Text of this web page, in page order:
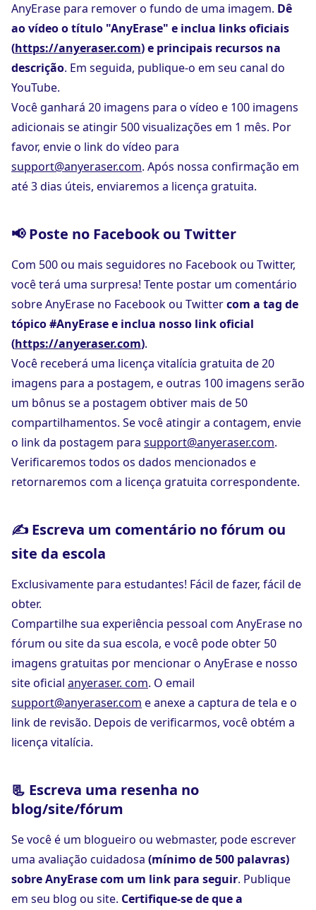
AnyErase para remover o fundo de uma imagem. Dê
ao vídeo o título "AnyErase" e inclua links oficiais
(https://anyeraser.com) e principais recursos na
descrição. Em seguida, publique-o em seu canal do
YouTube.
Você ganhará 20 imagens para o vídeo e 100 imagens
adicionais se atingir 500 visualizações em 1 mês. Por
favor, envie o link do vídeo para
support@anyeraser.com. Após nossa confirmação em
até 3 dias úteis, enviaremos a licença gratuita.
📢 Poste no Facebook ou Twitter
Com 500 ou mais seguidores no Facebook ou Twitter,
você terá uma surpresa! Tente postar um comentário
sobre AnyErase no Facebook ou Twittercom a tag de
tópico #AnyErase e inclua nosso link oficial
(https://anyeraser.com).
Você receberá uma licença vitalícia gratuita de 20
imagens para a postagem, e outras 100 imagens serão
um bônus se a postagem obtiver mais de 50
compartilhamentos. Se você atingir a contagem, envie
o link da postagem para support@anyeraser.com.
Verificaremos todos os dados mencionados e
retornaremos com a licença gratuita correspondente.
✍ Escreva um comentário no fórum ou
site da escola
Exclusivamente para estudantes! Fácil de fazer, fácil de
obter.
Compartilhe sua experiência pessoal com AnyErase no
fórum ou site da sua escola, e você pode obter 50
imagens gratuitas por mencionar o AnyErase e nosso
site oficial anyeraser. com. O email
support@anyeraser.com e anexe a captura de tela e o
link de revisão. Depois de verificarmos, você obtém a
licença vitalícia.
📃 Escreva uma resenha no
blog/site/fórum
Se você é um blogueiro ou webmaster, pode escrever
uma avaliação cuidadosa (mínimo de 500 palavras)
sobre AnyErase com um link para seguir. Publique
em seu blog ou site. Certifique-se de que a